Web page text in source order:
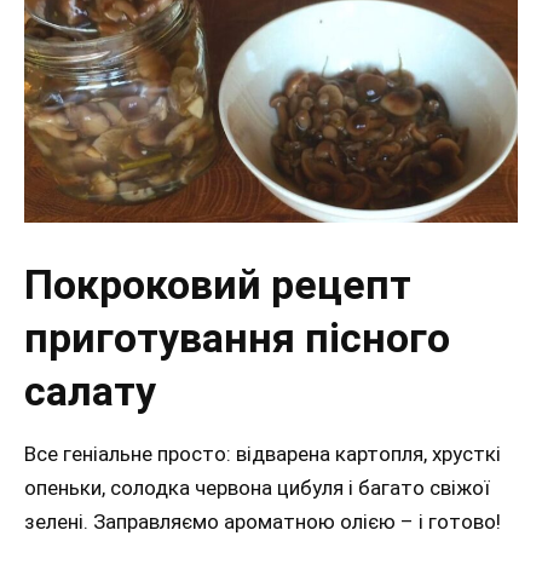
Покроковий рецепт
приготування пісного
салату
Все геніальне просто: відварена картопля, хрусткі
опеньки, солодка червона цибуля і багато свіжої
зелені. Заправляємо ароматною олією – і готово!